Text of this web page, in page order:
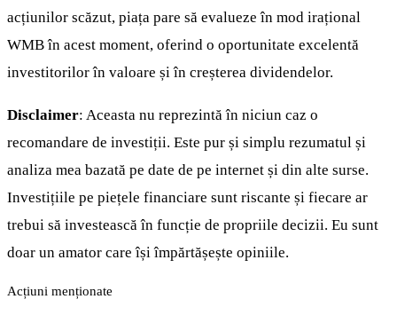
acțiunilor scăzut, piața pare să evalueze în mod irațional
WMB în acest moment, oferind o oportunitate excelentă
investitorilor în valoare și în creșterea dividendelor.
Disclaimer: Aceasta nu reprezintă în niciun caz o
recomandare de investiții. Este pur și simplu rezumatul și
analiza mea bazată pe date de pe internet și din alte surse.
Investițiile pe piețele financiare sunt riscante și fiecare ar
trebui să investească în funcție de propriile decizii. Eu sunt
doar un amator care își împărtășește opiniile.
Acțiuni menționate